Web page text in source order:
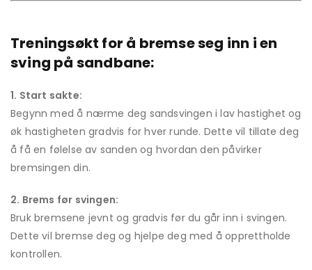
Treningsøkt for å bremse seg inn i en
sving på sandbane:
1. Start sakte:
Begynn med å nærme deg sandsvingen i lav hastighet og
øk hastigheten gradvis for hver runde. Dette vil tillate deg
å få en følelse av sanden og hvordan den påvirker
bremsingen din.
2. Brems før svingen:
Bruk bremsene jevnt og gradvis før du går inn i svingen.
Dette vil bremse deg og hjelpe deg med å opprettholde
kontrollen.